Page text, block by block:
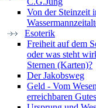
Von der Steinzeit
Esoterik
Freiheit auf dem
oder was steht
Sternen (Karten)?
Der Jakobsweg
Geld - Vom
erreichbaren Gutes